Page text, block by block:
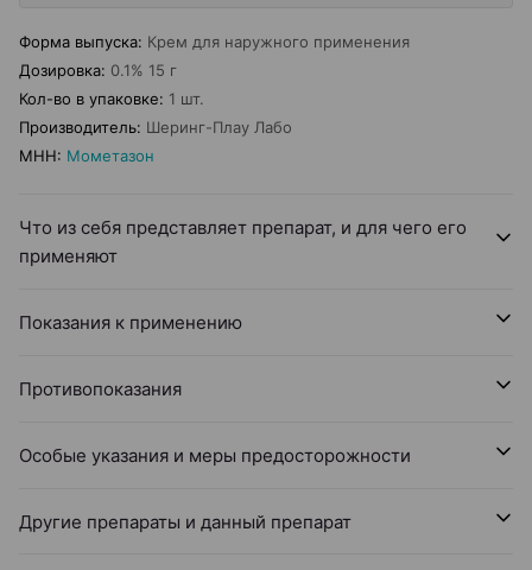
Форма выпуска: Крем для наружного применения
Дозировка: 0.1% 15 г
Кол-во в упаковке: 1 шт.
Производитель: Шеринг-Плау Лабо
МНН: Мометазон
Что из себя представляет препарат, и для чего его
применяют
Показания к применению
Противопоказания
Особые указания и меры предосторожности
Другие препараты и данный препарат